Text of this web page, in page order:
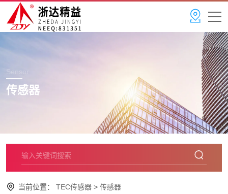
Sensor
传感器
当前位置： TEC传感器 > 传感器